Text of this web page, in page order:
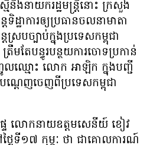
ើ​នឹង​នាយក​រដ្ឋមន្ត្រី​នោះ ក្រសួង​
ដ្ឋាការ​ឲ្យ​ប្រធាន​ចលនា​មាតា​
ស្រប​ច្បាប់​ក្នុង​ប្រទេស​កម្ពុជា
ម​តែ​បន្ធូរបន្ថយ​ការ​ចោទ​ប្រកាន់​
ចូល​ឈ្មោះ លោក អាឡិក ក្នុង​បញ្ជី​
ណ្ដេញ​ចេញ​ពី​ប្រទេស​កម្ពុជា
ទៃ លោក​នាយ​ឧត្តមសេនីយ៍ ខៀវ
ៃ​ទី​១៧ កុម្ភៈ ថា ជា​គោលការណ៍​